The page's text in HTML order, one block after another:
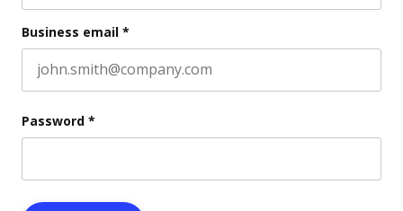
Business email *
Password *